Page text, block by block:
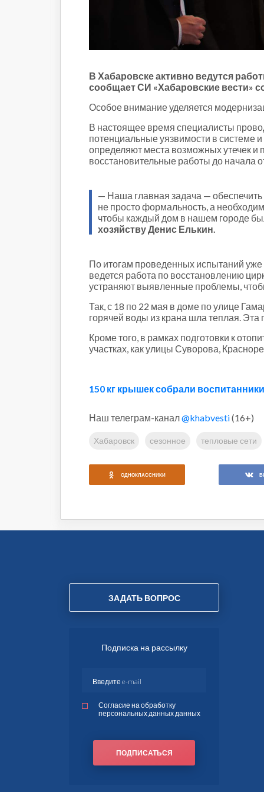
Паводок-2021
Антифейк
В Хабаровске активно ведутся
сообщает СИ «Хабаровские вести»
Особое внимание уделяется
В настоящее время специалисты
потенциальные уязвимости в системе
определяют места возможных утечек и
восстановительные работы до начала
— Наша главная задача —
не просто формальность, а
чтобы каждый дом в нашем городе
хозяйству Денис Елькин.
По итогам проведенных испытаний уже
ведется работа по восстановлению
устраняют выявленные проблемы,
Так, с 18 по 22 мая в доме по улице
горячей воды из крана шла теплая. Эта
Кроме того, в рамках подготовки к
участках, как улицы Суворова,
150 кг крышек собрали
Наш телеграм-канал@khabvesti(16+)
Хабаровск сезонное тепловые сети
ОДНОКЛАССНИКИ
ЗАДАТЬ ВОПРОС
Подписка на рассылку
Согласие на обработку
персональных данных данных
ПОДПИСАТЬСЯ